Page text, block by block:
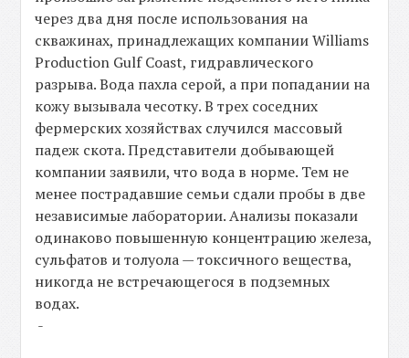
через два дня после использования на
скважинах, принадлежащих компании Williams
Production Gulf Coast, гидравлического
разрыва. Вода пахла серой, а при попадании на
кожу вызывала чесотку. В трех соседних
фермерских хозяйствах случился массовый
падеж скота. Представители добывающей
компании заявили, что вода в норме. Тем не
менее пострадавшие семьи сдали пробы в две
независимые лаборатории. Анализы показали
одинаково повышенную концентрацию железа,
сульфатов и толуола — токсичного вещества,
никогда не встречающегося в подземных
водах.
-